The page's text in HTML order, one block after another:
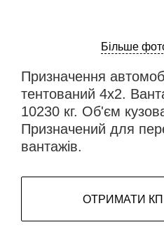
Більше
Призначення
тентований 4х2.
10230 кг. Об'єм
Призначений для
вантажів.
ОТРИМАТИ КП